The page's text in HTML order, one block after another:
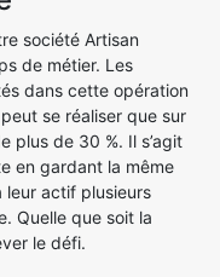
société Artisan
de métier. Les
dans cette opération
se réaliser que sur
plus de 30 %. Il s’agit
en gardant la même
leur actif plusieurs
Quelle que soit la
le défi.